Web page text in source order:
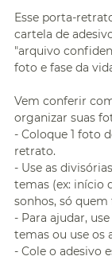
Esse porta-
cartela de
"arquivo
foto e fase da
Vem conferir
organizar suas
- Coloque 1 foto
retrato.
- Use as
temas (ex: início
sonhos, só quem
- Para ajudar,
temas ou use os
- Cole o adesivo